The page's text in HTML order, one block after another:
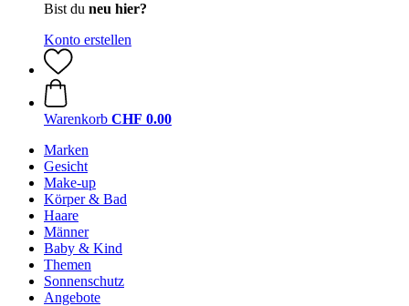
Bist du neu hier?
Konto erstellen
Warenkorb CHF 0.00
Marken
Gesicht
Make-up
Körper & Bad
Haare
Männer
Baby & Kind
Themen
Sonnenschutz
Angebote